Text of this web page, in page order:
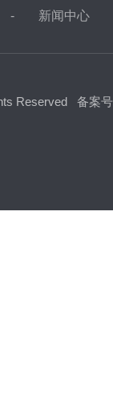
新闻中心
Reserved 备案